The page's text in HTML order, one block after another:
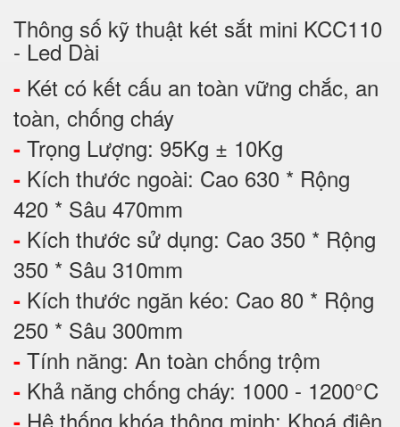
Thông số kỹ thuật két sắt mini KCC110
- Led Dài
- Két có kết cấu an toàn vững chắc, an
toàn, chống cháy
- Trọng Lượng: 95Kg ± 10Kg
- Kích thước ngoài: Cao 630 * Rộng
420 * Sâu 470mm
- Kích thước sử dụng: Cao 350 * Rộng
350 * Sâu 310mm
- Kích thước ngăn kéo: Cao 80 * Rộng
250 * Sâu 300mm
- Tính năng: An toàn chống trộm
- Khả năng chống cháy: 1000 - 1200°C
- Hệ thống khóa thông minh: Khoá điện